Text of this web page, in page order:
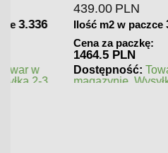
PLN
Ilość m2 w paczce 3.336
Cena za paczkę:
1464.5 PLN
Dostępność: Towar w
magazynie. Wysyłka 2-3